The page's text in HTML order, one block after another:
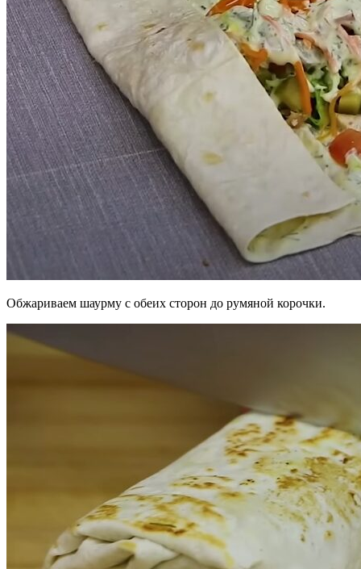
Обжариваем шаурму с обеих сторон до румяной корочки.